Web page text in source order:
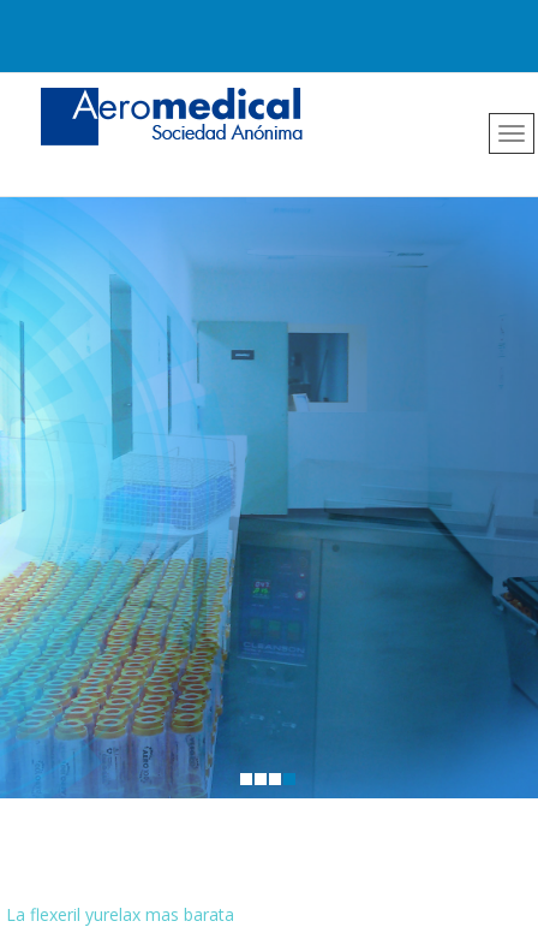
La flexeril yurelax mas barata